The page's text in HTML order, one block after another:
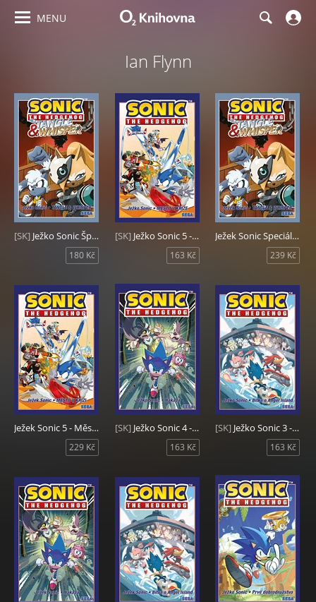
MENU
Ian Flynn
[SK] Ježko Sonic Špeciál - Tangle & Whisper
180 Kč
[SK]Ježko Sonic 5 - Mesto v kríze
163 Kč
Ježek Sonic Speciál - Tangle & Whisper
239 Kč
Ježek Sonic 5 - Město v krizi
229 Kč
[SK]Ježko Sonic 4 - Nákaza
163 Kč
[SK] Ježko Sonic 3 - Bitka o Angel Island
163 Kč